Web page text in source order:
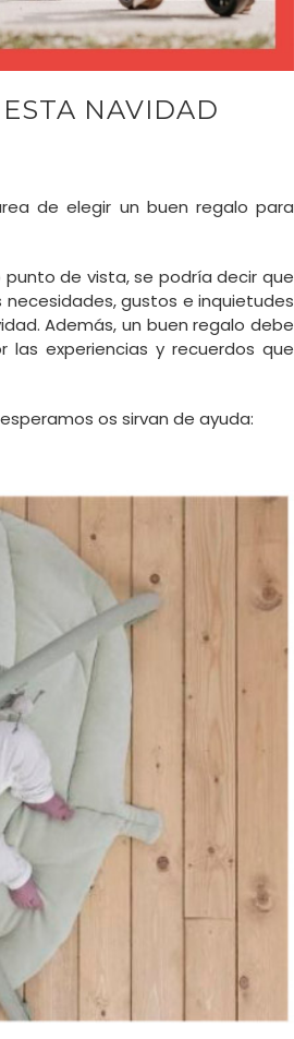
NAVIDAD
de elegir un buen regalo para
de vista, se podría decir que
gustos e inquietudes
Además, un buen regalo debe
experiencias y recuerdos que
os sirvan de ayuda: